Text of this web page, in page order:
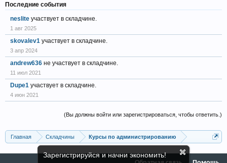
Зарегистрируйся и начни экономить!
Последние события
neslite участвует в складчине.
1 авг 2025
skovalev1 участвует в складчине.
3 апр 2024
andrew636 не участвует в складчине.
11 июл 2021
Dupe1 участвует в складчине.
4 июн 2021
(Вы должны войти или зарегистрироваться, чтобы ответить.)
Главная Складчины Курсы по администрированию